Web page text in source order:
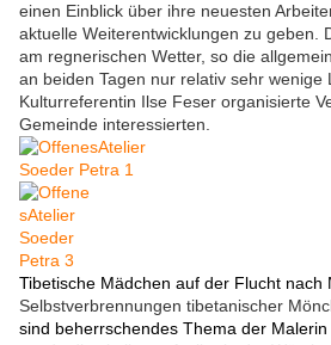
einen Einblick über ihre neuesten
aktuelle Weiterentwicklungen zu geben.
am regnerischen Wetter, so die
an beiden Tagen nur relativ sehr wenige
Kulturreferentin Ilse Feser organisierte
Gemeinde interessierten.
Tibetische Mädchen auf der Flucht nach
Selbstverbrennungen tibetanischer
sind beherrschendes Thema der Malerin